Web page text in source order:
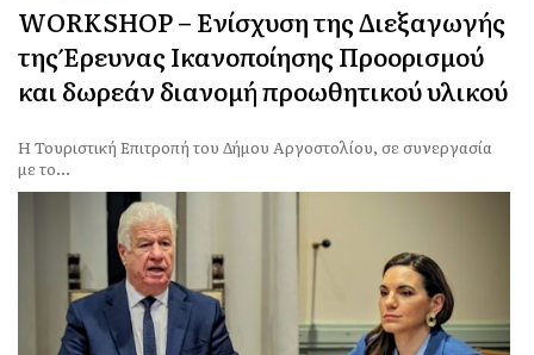
WORKSHOP – Ενίσχυση της Διεξαγωγής
της Έρευνας Ικανοποίησης Προορισμού
και δωρεάν διανομή προωθητικού υλικού
Η Τουριστική Επιτροπή του Δήμου Αργοστολίου, σε συνεργασία
με το...